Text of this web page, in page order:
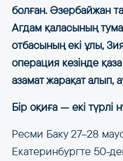
болған. Әзербайжан
Агдам қаласының
отбасының екі ұлы,
операция кезінде
азамат жарақат алып,
Бір оқиға — екі түрлі
Ресми Баку 27–28
Екатеринбургте 50-